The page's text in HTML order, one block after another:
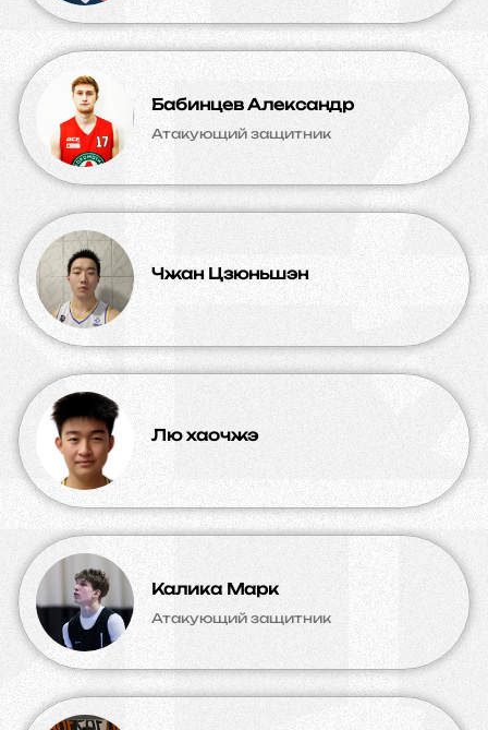
Бабинцев Александр
Атакующий защитник
Чжан Цзюньшэн
Лю хаочжэ
Калика Марк
Атакующий защитник